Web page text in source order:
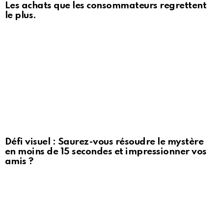
Les achats que les consommateurs regrettent
le plus.
Défi visuel : Saurez-vous résoudre le mystère
en moins de 15 secondes et impressionner vos
amis ?